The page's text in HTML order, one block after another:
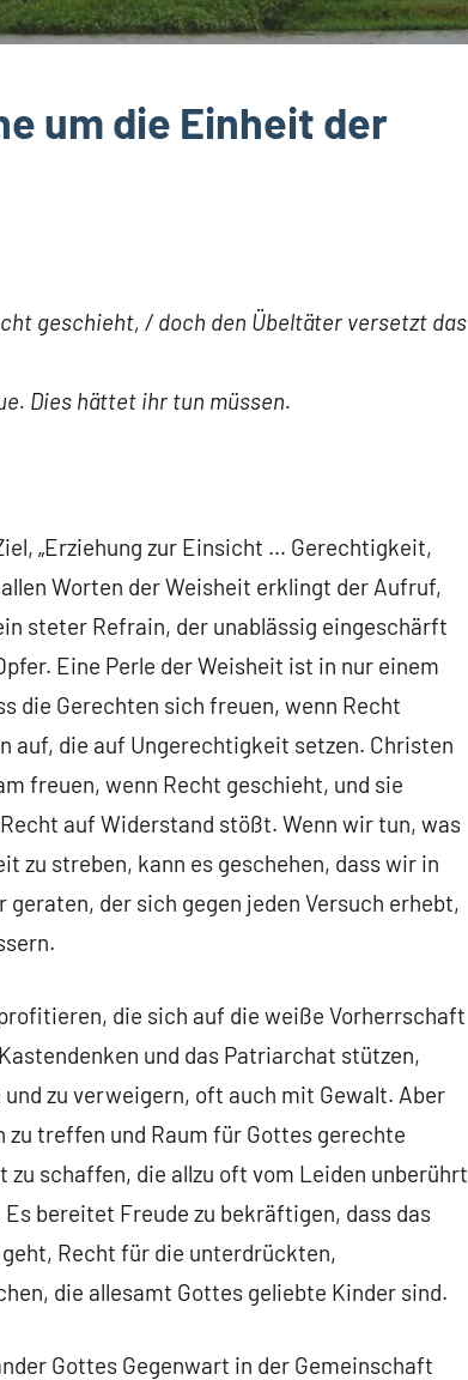
um die Einheit der
geschieht, / doch den Übeltäter versetzt das
Dies hättet ihr tun müssen.
„Erziehung zur Einsicht … Gerechtigkeit,
Worten der Weisheit erklingt der Aufruf,
steter Refrain, der unablässig eingeschärft
Eine Perle der Weisheit ist in nur einem
die Gerechten sich freuen, wenn Recht
auf, die auf Ungerechtigkeit setzen. Christen
freuen, wenn Recht geschieht, und sie
auf Widerstand stößt. Wenn wir tun, was
zu streben, kann es geschehen, dass wir in
der sich gegen jeden Versuch erhebt,
die sich auf die weiße Vorherrschaft
und das Patriarchat stützen,
zu verweigern, oft auch mit Gewalt. Aber
zu treffen und Raum für Gottes gerechte
zu schaffen, die allzu oft vom Leiden unberührt
bereitet Freude zu bekräftigen, dass das
Recht für die unterdrückten,
die allesamt Gottes geliebte Kinder sind.
Gottes Gegenwart in der Gemeinschaft